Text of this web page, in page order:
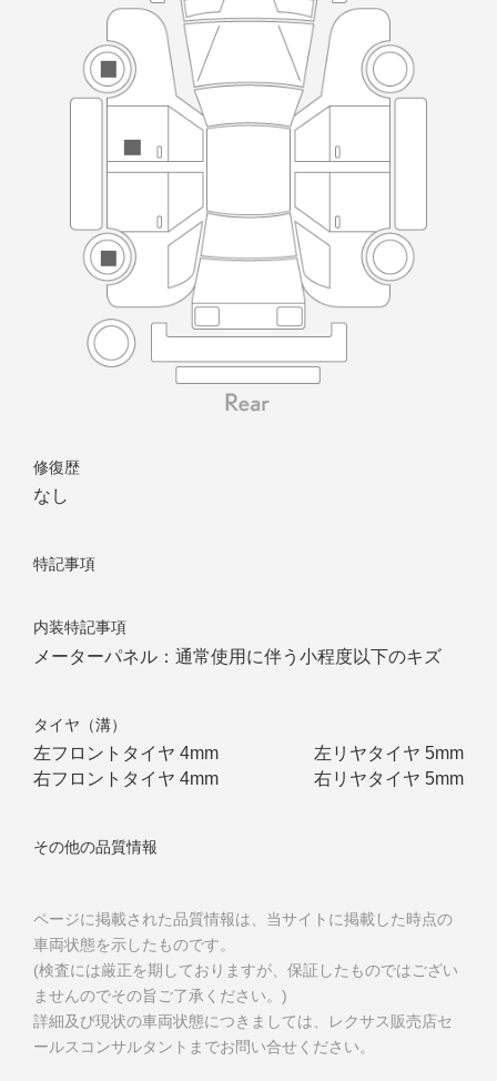
修復歴
なし
特記事項
内装特記事項
メーターパネル：通常使用に伴う小程度以下のキズ
タイヤ（溝）
左フロントタイヤ 4mm 左リヤタイヤ5mm
右フロントタイヤ 4mm 右リヤタイヤ5mm
その他の品質情報
ページに掲載された品質情報は、当サイトに掲載した時点の
車両状態を示したものです。
(検査には厳正を期しておりますが、保証したものではござい
ませんのでその旨ご了承ください。)
詳細及び現状の車両状態につきましては、レクサス販売店セ
ールスコンサルタントまでお問い合せください。